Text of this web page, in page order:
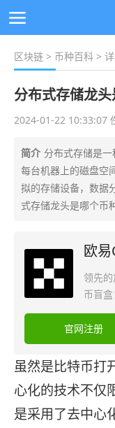
区块链 > 币种百科 >
分布式存储龙头
2024-01-22 10:33:07
简介 分布式存储是
每台机器上的磁盘空
拟的存储设备，数据
式存储龙头是哪个币
欧易
领先
币盲盒
官网注册
虽然是比特币打
心化的技术不仅
是采用了去中心